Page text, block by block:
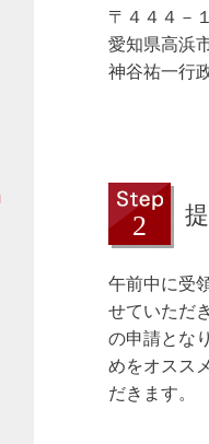
〒４４４－
愛知県高浜
神谷祐一行
午前中に受
せていただ
の申請とな
めをオスス
だきます。